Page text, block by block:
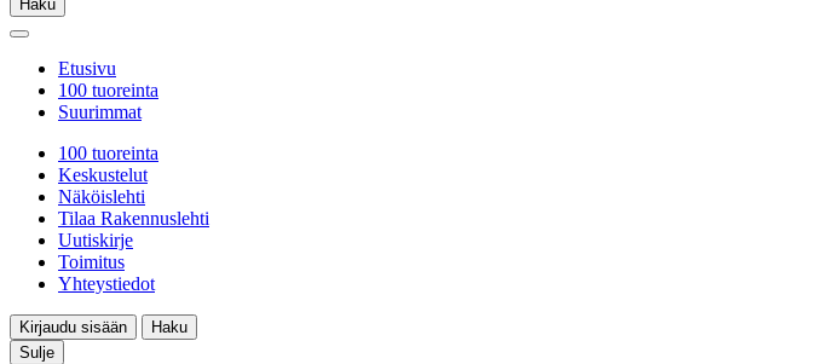
Haku
Etusivu
100 tuoreinta
Suurimmat
100 tuoreinta
Keskustelut
Näköislehti
Tilaa Rakennuslehti
Uutiskirje
Toimitus
Yhteystiedot
Kirjaudu sisään
Haku
Sulje